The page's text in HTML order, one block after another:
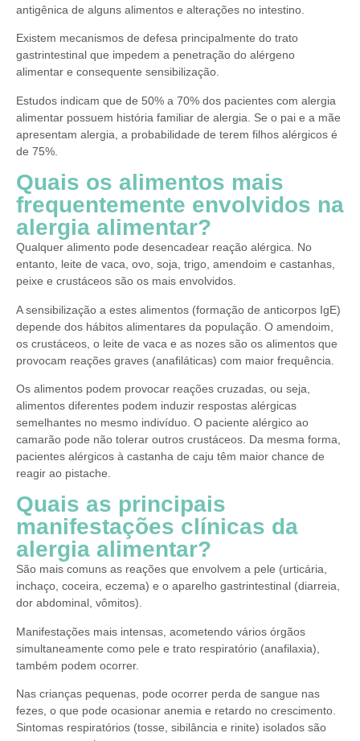
antigênica de alguns alimentos e alterações no intestino.
Existem mecanismos de defesa principalmente do trato
gastrintestinal que impedem a penetração do alérgeno
alimentar e consequente sensibilização.
Estudos indicam que de 50% a 70% dos pacientes com alergia
alimentar possuem história familiar de alergia. Se o pai e a mãe
apresentam alergia, a probabilidade de terem filhos alérgicos é
de 75%.
Quais os alimentos mais
frequentemente envolvidos na
alergia alimentar?
Qualquer alimento pode desencadear reação alérgica. No
entanto, leite de vaca, ovo, soja, trigo, amendoim e castanhas,
peixe e crustáceos são os mais envolvidos.
A sensibilização a estes alimentos (formação de anticorpos IgE)
depende dos hábitos alimentares da população. O amendoim,
os crustáceos, o leite de vaca e as nozes são os alimentos que
provocam reações graves (anafiláticas) com maior frequência.
Os alimentos podem provocar reações cruzadas, ou seja,
alimentos diferentes podem induzir respostas alérgicas
semelhantes no mesmo indivíduo. O paciente alérgico ao
camarão pode não tolerar outros crustáceos. Da mesma forma,
pacientes alérgicos à castanha de caju têm maior chance de
reagir ao pistache.
Quais as principais
manifestações clínicas da
alergia alimentar?
São mais comuns as reações que envolvem a pele (urticária,
inchaço, coceira, eczema) e o aparelho gastrintestinal (diarreia,
dor abdominal, vômitos).
Manifestações mais intensas, acometendo vários órgãos
simultaneamente como pele e trato respiratório (anafilaxia),
também podem ocorrer.
Nas crianças pequenas, pode ocorrer perda de sangue nas
fezes, o que pode ocasionar anemia e retardo no crescimento.
Sintomas respiratórios (tosse, sibilância e rinite) isolados são